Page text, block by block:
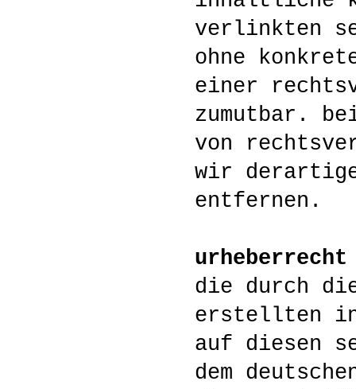
verlinkten
ohne
einer
zumutbar.
von
wir derartige
entfernen.
urheberrecht
die durch
erstellten
auf diesen
dem